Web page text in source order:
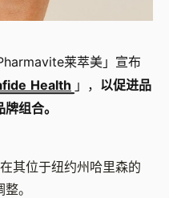
莱萃美」宣布
Health 」， 以促进品
组合。
其位于纽约州哈里森的
。